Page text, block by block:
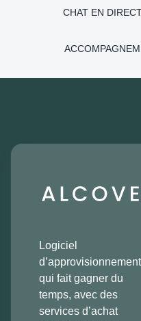
CHAT EN
Logiciel
d’approvisionnement
qui fait gagner du
temps, avec des
services d’achat